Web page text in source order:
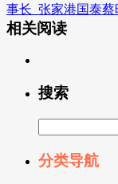
事长_张家港国泰蔡
相关阅读
搜索
分类导航